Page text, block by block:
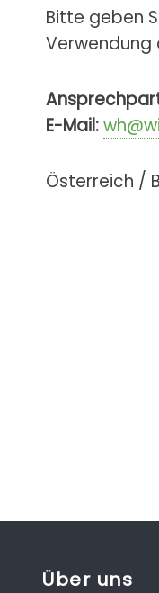
Bitte geben
Verwendung
E-Mail:
Österreich /
Über uns